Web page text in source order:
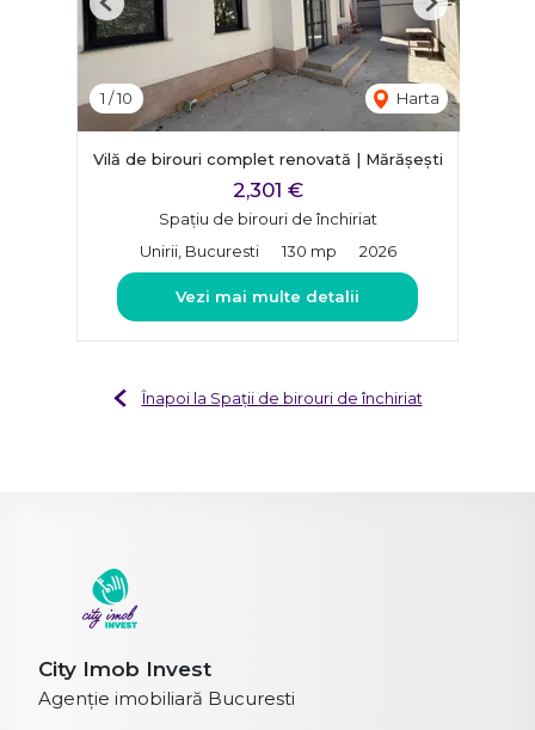
1 /10 Harta
Previous Next
Vilă de birouri complet renovată | Mărășești
2,301 €
Spațiu de birouri de închiriat
Unirii, Bucuresti
130 mp 2026
Vezi mai multe detalii
Înapoi la Spații de birouri de închiriat
City Imob Invest
Agenție imobiliară Bucuresti